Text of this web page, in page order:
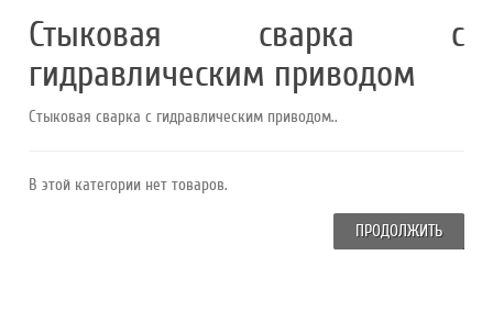
Стыковая сварка с
гидравлическим приводом
Стыковая сварка с гидравлическим приводом..
В этой категории нет товаров.
ПРОДОЛЖИТЬ